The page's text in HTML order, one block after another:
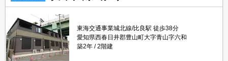
東海交通事業城北線/比良駅 徒歩38分
愛知県西春日井郡豊山町大字青山字六和
築2年
2階建